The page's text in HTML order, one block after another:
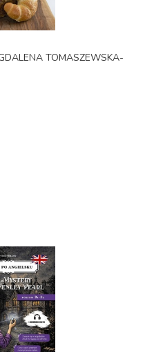
TOMASZEWSKA-